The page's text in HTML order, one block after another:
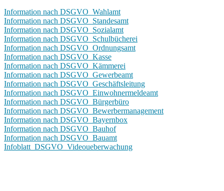
Information nach DSGVO_Wahlamt
Information nach DSGVO_Standesamt
Information nach DSGVO_Sozialamt
Information nach DSGVO_Schulbücherei
Information nach DSGVO_Ordnungsamt
Information nach DSGVO_Kasse
Information nach DSGVO_Kämmerei
Information nach DSGVO_Gewerbeamt
Information nach DSGVO_Geschäftsleitung
Information nach DSGVO_Einwohnermeldeamt
Information nach DSGVO_Bürgerbüro
Information nach DSGVO_Bewerbermanagement
Information nach DSGVO_Bayernbox
Information nach DSGVO_Bauhof
Information nach DSGVO_Bauamt
Infoblatt_DSGVO_Videoueberwachung